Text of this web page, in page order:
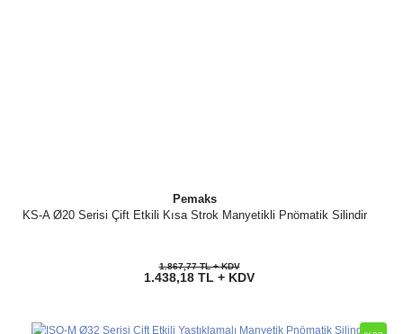
Pemaks
KS-A Ø20 Serisi Çift Etkili Kısa Strok Manyetikli Pnömatik Silindir
1.867,77 TL + KDV
1.438,18 TL + KDV